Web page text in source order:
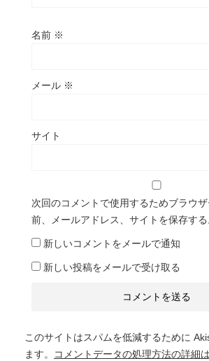
名前 ※
メール ※
サイト
次回のコメントで使用するためブラウ
前、メールアドレス、サイトを保存する
新しいコメントをメールで通知
新しい投稿をメールで受け取る
このサイトはスパムを低減するために
ます。
コメントデータの処理方法の詳細